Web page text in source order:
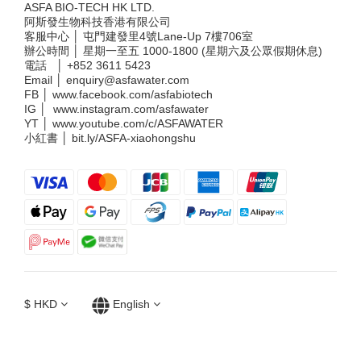
ASFA BIO-TECH HK LTD.
阿斯發生物科技香港有限公司
客服中心 │ 屯門建發里4號Lane-Up 7樓706室
辦公時間 │ 星期一至五 1000-1800 (星期六及公眾假期休息)
電話 │ +852 3611 5423
Email │ enquiry@asfawater.com
FB │ www.facebook.com/asfabiotech
IG │ www.instagram.com/asfawater
YT │ www.youtube.com/c/ASFAWATER
小紅書 │ bit.ly/ASFA-xiaohongshu
$ HKD English